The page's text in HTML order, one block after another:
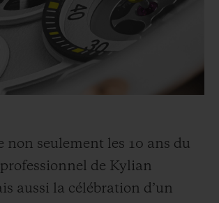
par une ascension
2026, après avoir battu de
avec son club et en Ligue
de l’UEFA, Mbappé
de son héritage.
non seulement les 10 ans du
de Kylian
aussi la célébration d’un